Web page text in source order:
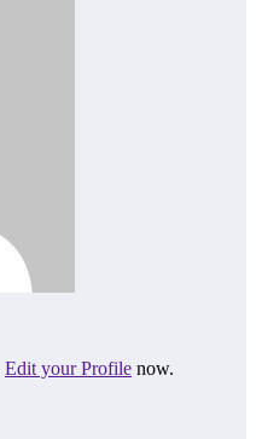
Edit your Profile now.